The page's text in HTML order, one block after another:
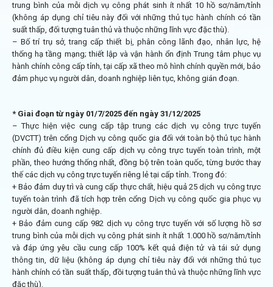
trung bình của mỗi dịch vụ công phát sinh ít nhất 10 hồ sơ/năm/tỉnh
(không áp dụng chỉ tiêu này đối với những thủ tục hành chính có tần
suất thấp, đối tượng tuân thủ và thuộc những lĩnh vực đặc thù).
– Bố trí trụ sở, trang cấp thiết bị, phân công lãnh đạo, nhân lực, hệ
thống hạ tầng mạng; thiết lập và vận hành ổn định Trung tâm phục vụ
hành chính công cấp tỉnh, tại cấp xã theo mô hình chính quyền mới, bảo
đảm phục vụ người dân, doanh nghiệp liên tục, không gián đoạn.
* Giai đoạn từ ngày 01/7/2025 đến ngày 31/12/2025
– Thực hiện việc cung cấp tập trung các dịch vụ công trực tuyến
(DVCTT) trên cổng Dịch vụ công quốc gia đối với toàn bộ thủ tục hành
chính đủ điều kiện cung cấp dịch vụ công trực tuyến toàn trình, một
phần, theo hướng thống nhất, đồng bộ trên toàn quốc, từng bước thay
thế các dịch vụ công trực tuyến riêng lẻ tại cấp tỉnh. Trong đó:
+ Bảo đảm duy trì và cung cấp thực chất, hiệu quả 25 dịch vụ công trực
tuyến toàn trình đã tích hợp trên cổng Dịch vụ công quốc gia phục vụ
người dân, doanh nghiệp.
+ Bảo đảm cung cấp 982 dịch vụ công trực tuyến với số lượng hồ sơ
trung bình của mỗi dịch vụ công phát sinh ít nhất 1.000 hồ sơ/năm/tỉnh
và đáp ứng yêu cầu cung cấp 100% kết quả điện tử và tái sử dụng
thông tin, dữ liệu (không áp dụng chỉ tiêu này đổi với những thủ tục
hành chính có tần suất thấp, đồi tượng tuân thủ và thuộc những lĩnh vực
đặc thù).